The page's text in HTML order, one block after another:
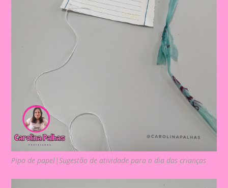
Pipa de papel|Sugestão de atividade para o dia das crianças